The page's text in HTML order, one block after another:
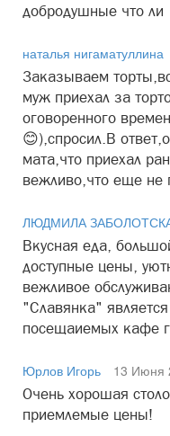
добродушные что ли
наталья нигаматуллина
Заказываем
муж приехал за
оговоренного
😊),спросил.В
мата,что приехал
вежливо,что еще не
ЛЮДМИЛА
Вкусная еда,
доступные цены,
вежливое
"Славянка"
посещаиемых кафе
Юрлов Игорь
13 Июня
Очень хорошая
приемлемые цены!